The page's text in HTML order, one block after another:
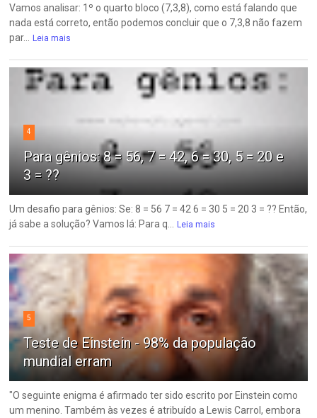
Vamos analisar: 1º o quarto bloco (7,3,8), como está falando que
nada está correto, então podemos concluir que o 7,3,8 não fazem
par...
Leia mais
4
Para gênios: 8 = 56, 7 = 42, 6 = 30, 5 = 20 e
3 = ??
Um desafio para gênios: Se: 8 = 56 7 = 42 6 = 30 5 = 20 3 = ?? Então,
já sabe a solução? Vamos lá: Para q...
Leia mais
5
Teste de Einstein - 98% da população
mundial erram
"O seguinte enigma é afirmado ter sido escrito por Einstein como
um menino. Também às vezes é atribuído a Lewis Carrol, embora